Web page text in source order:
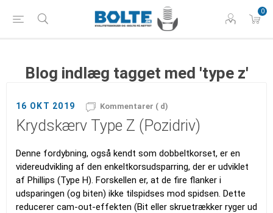
0
Blog indlæg tagget med 'type z'
16 OKT 2019 Kommentarer ( d)
Krydskærv Type Z (Pozidriv)
Denne fordybning, også kendt som dobbeltkorset, er en
videreudvikling af den enkeltkorsudsparring, der er udviklet
af Phillips (Type H). Forskellen er, at de fire flanker i
udsparingen (og biten) ikke tilspidses mod spidsen. Dette
reducerer cam-out-effekten (Bit eller skruetrækker ryger ud